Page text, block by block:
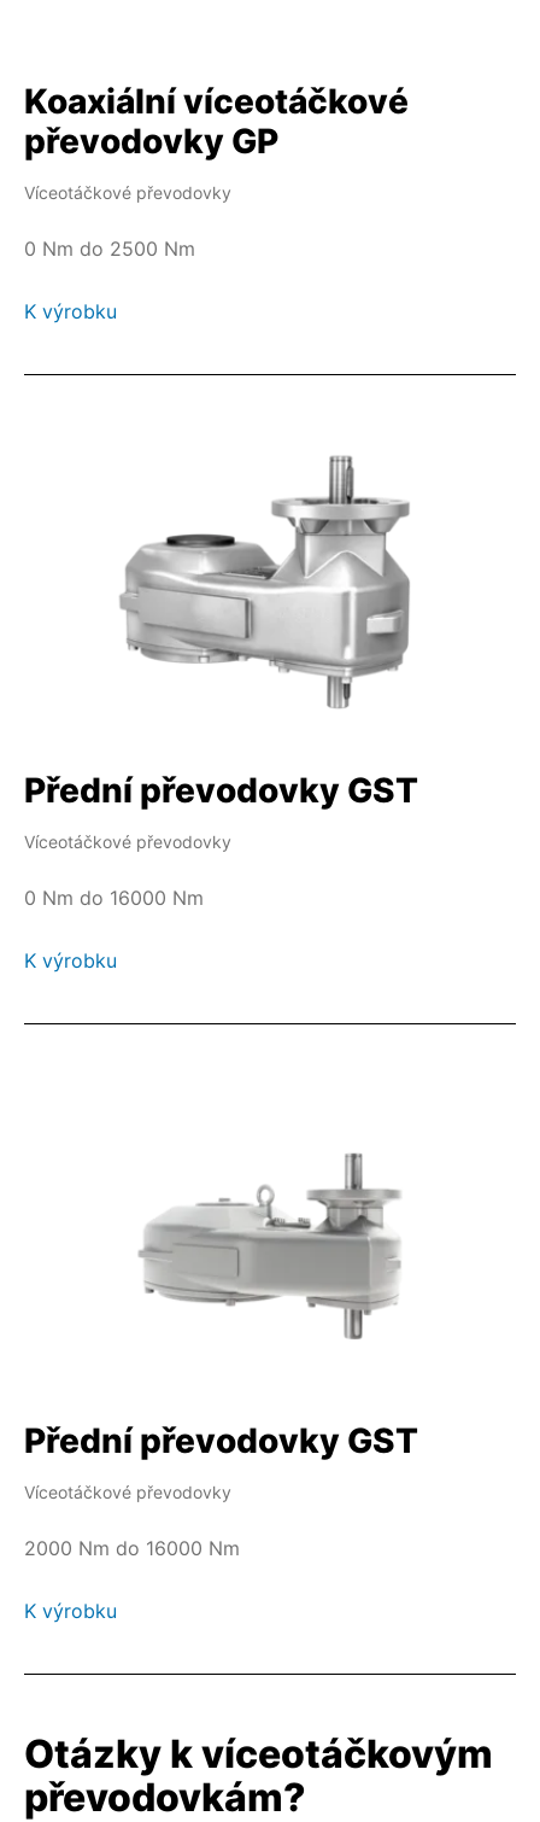
Koaxiální víceotáčkové
převodovky GP
Víceotáčkové převodovky
0 Nm do 2500 Nm
K výrobku
Přední převodovky GST
Víceotáčkové převodovky
0 Nm do 16000 Nm
K výrobku
Přední převodovky GST
Víceotáčkové převodovky
2000 Nm do 16000 Nm
K výrobku
Otázky k víceotáčkovým
převodovkám?